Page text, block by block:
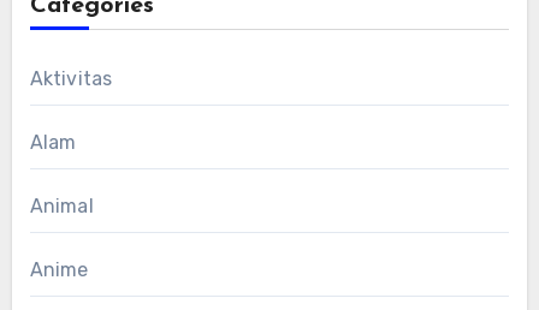
Categories
Aktivitas
Alam
Animal
Anime